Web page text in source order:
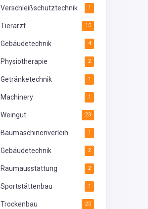
Verschleißschutztechnik 1
Tierarzt 10
Gebäudetechnik 4
Physiotherapie 2
Getränketechnik 1
Machinery 1
Weingut 23
Baumaschinenverleih 1
Gebäudetechnik 2
Raumausstattung 2
Sportstättenbau 1
Trockenbau 20